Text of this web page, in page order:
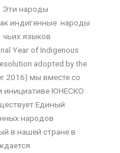
Эти народы
индигенные народы
языков
Year of Indigenous
adopted by the
2016) мы вместе со
ЮНЕСКО
Единый
народов
в нашей стране в